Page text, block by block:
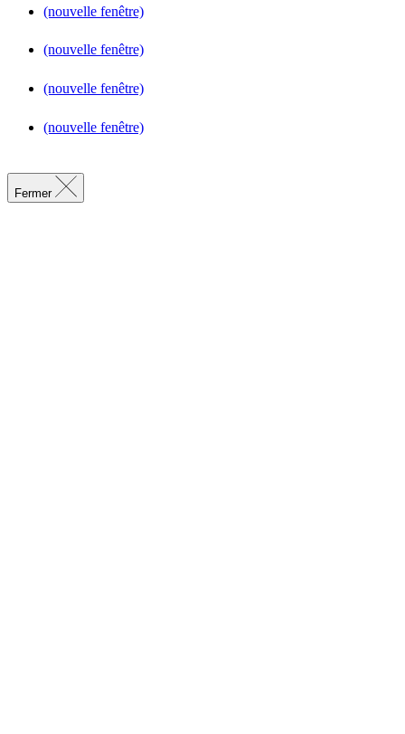
(nouvelle fenêtre)
(nouvelle fenêtre)
(nouvelle fenêtre)
(nouvelle fenêtre)
Fermer